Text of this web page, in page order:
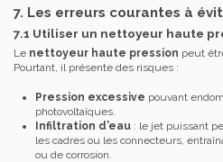
7. Les erreurs courantes à
7.1 Utiliser un nettoyeur haute
Le nettoyeur haute pression peut
Pourtant, il présente des risques :
Pression excessive pouvant
photovoltaïques.
Infiltration d’eau : le jet puissant
les cadres ou les connecteurs,
ou de corrosion.